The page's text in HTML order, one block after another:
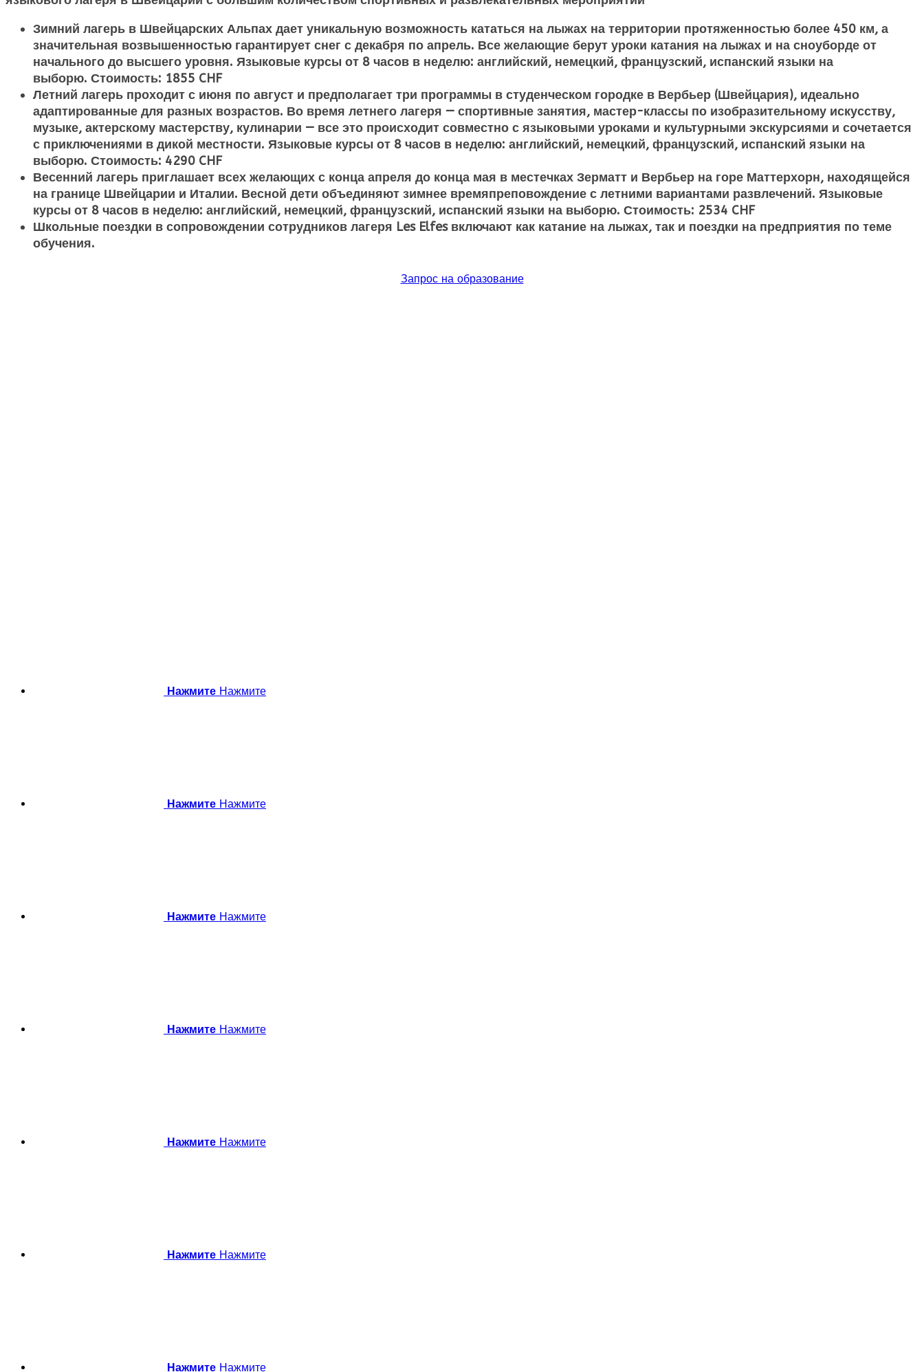
Зимний лагерь в Швейцарских Альпах дает уникальную возможность кататься на лыжах на территории протяженностью более 450 км, а
значительная возвышенностью гарантирует снег с декабря по апрель. Все желающие берут уроки катания на лыжах и на сноуборде от
начального до высшего уровня. Языковые курсы от 8 часов в неделю: английский, немецкий, французский, испанский языки на
выборю. Стоимость: 1855 CHF
Летний лагерь проходит с июня по август и предполагает три программы в студенческом городке в Вербьер (Швейцария), идеально
адаптированные для разных возрастов. Во время летнего лагеря — спортивные занятия, мастер-классы по изобразительному искусству,
музыке, актерскому мастерству, кулинарии — все это происходит совместно с языковыми уроками и культурными экскурсиями и сочетается
с приключениями в дикой местности. Языковые курсы от 8 часов в неделю: английский, немецкий, французский, испанский языки на
выборю. Стоимость: 4290 CHF
Весенний лагерь приглашает всех желающих с конца апреля до конца мая в местечках Зерматт и Вербьер на горе Маттерхорн, находящейся
на границе Швейцарии и Италии. Весной дети объединяют зимнее времяпреповождение с летними вариантами развлечений. Языковые
курсы от 8 часов в неделю: английский, немецкий, французский, испанский языки на выборю. Стоимость: 2534 CHF
Школьные поездки в сопровождении сотрудников лагеря Les Elfes включают как катание на лыжах, так и поездки на предприятия по теме
обучения.
Запрос на образование
Нажмите Нажмите
Нажмите Нажмите
Нажмите Нажмите
Нажмите Нажмите
Нажмите Нажмите
Нажмите Нажмите
Нажмите Нажмите